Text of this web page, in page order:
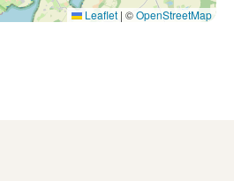
Leaflet | ©OpenStreetMap